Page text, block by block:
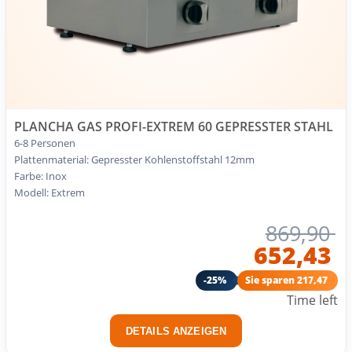
PLANCHA GAS PROFI-EXTREM 60 GEPRESSTER STAHL
6-8 Personen
Plattenmaterial: Gepresster Kohlenstoffstahl 12mm
Farbe: Inox
Modell: Extrem
869,90
652,43
-25% Sie sparen 217,47
Time left
DETAILS ANZEIGEN